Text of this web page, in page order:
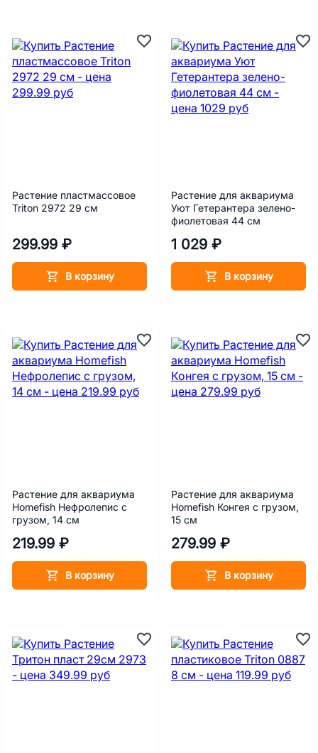
Растение пластмассовое
Triton 2972 29 см
299.99 ₽
В корзину
Растение для аквариума
Уют Гетерантера зелено-
фиолетовая 44 см
1 029 ₽
В корзину
Растение для аквариума
Homefish Нефролепис с
грузом, 14 см
219.99 ₽
В корзину
Растение для аквариума
Homefish Конгея с грузом,
15 см
279.99 ₽
В корзину